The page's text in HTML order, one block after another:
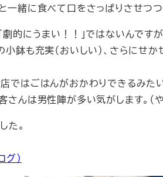
一緒に食べて口をさっぱりさせつつ
劇的にうまい！！」ではないんです
小鉢も充実（おいしい）、さらにせ
ではごはんがおかわりできるみた
さんは男性陣が多い気がします。（
た。
グ）